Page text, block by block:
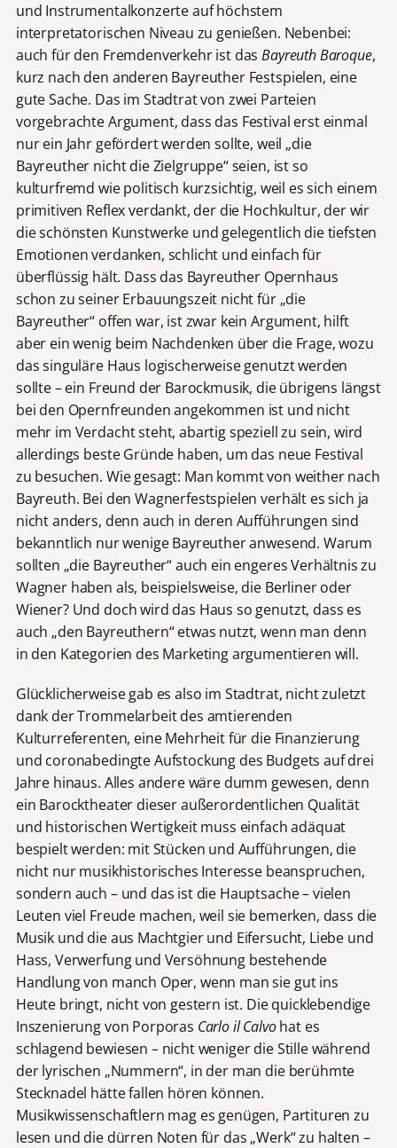
und Instrumentalkonzerte auf höchstem
interpretatorischen Niveau zu genießen. Nebenbei:
auch für den Fremdenverkehr ist dasBayreuth Baroque,
kurz nach den anderen Bayreuther Festspielen, eine
gute Sache. Das im Stadtrat von zwei Parteien
vorgebrachte Argument, dass das Festival erst einmal
nur ein Jahr gefördert werden sollte, weil „die
Bayreuther nicht die Zielgruppe“ seien, ist so
kulturfremd wie politisch kurzsichtig, weil es sich einem
primitiven Reflex verdankt, der die Hochkultur, der wir
die schönsten Kunstwerke und gelegentlich die tiefsten
Emotionen verdanken, schlicht und einfach für
überflüssig hält. Dass das Bayreuther Opernhaus
schon zu seiner Erbauungszeit nicht für „die
Bayreuther“ offen war, ist zwar kein Argument, hilft
aber ein wenig beim Nachdenken über die Frage, wozu
das singuläre Haus logischerweise genutzt werden
sollte – ein Freund der Barockmusik, die übrigens längst
bei den Opernfreunden angekommen ist und nicht
mehr im Verdacht steht, abartig speziell zu sein, wird
allerdings beste Gründe haben, um das neue Festival
zu besuchen. Wie gesagt: Man kommt von weither nach
Bayreuth. Bei den Wagnerfestspielen verhält es sich ja
nicht anders, denn auch in deren Aufführungen sind
bekanntlich nur wenige Bayreuther anwesend. Warum
sollten „die Bayreuther“ auch ein engeres Verhältnis zu
Wagner haben als, beispielsweise, die Berliner oder
Wiener? Und doch wird das Haus so genutzt, dass es
auch „den Bayreuthern“ etwas nutzt, wenn man denn
in den Kategorien des Marketing argumentieren will.
Glücklicherweise gab es also im Stadtrat, nicht zuletzt
dank der Trommelarbeit des amtierenden
Kulturreferenten, eine Mehrheit für die Finanzierung
und coronabedingte Aufstockung des Budgets auf drei
Jahre hinaus. Alles andere wäre dumm gewesen, denn
ein Barocktheater dieser außerordentlichen Qualität
und historischen Wertigkeit muss einfach adäquat
bespielt werden: mit Stücken und Aufführungen, die
nicht nur musikhistorisches Interesse beanspruchen,
sondern auch – und das ist die Hauptsache – vielen
Leuten viel Freude machen, weil sie bemerken, dass die
Musik und die aus Machtgier und Eifersucht, Liebe und
Hass, Verwerfung und Versöhnung bestehende
Handlung von manch Oper, wenn man sie gut ins
Heute bringt, nicht von gestern ist. Die quicklebendige
Inszenierung von Porporas Carlo il Calvohat es
schlagend bewiesen – nicht weniger die Stille während
der lyrischen „Nummern“, in der man die berühmte
Stecknadel hätte fallen hören können.
Musikwissenschaftlern mag es genügen, Partituren zu
lesen und die dürren Noten für das „Werk“ zu halten –